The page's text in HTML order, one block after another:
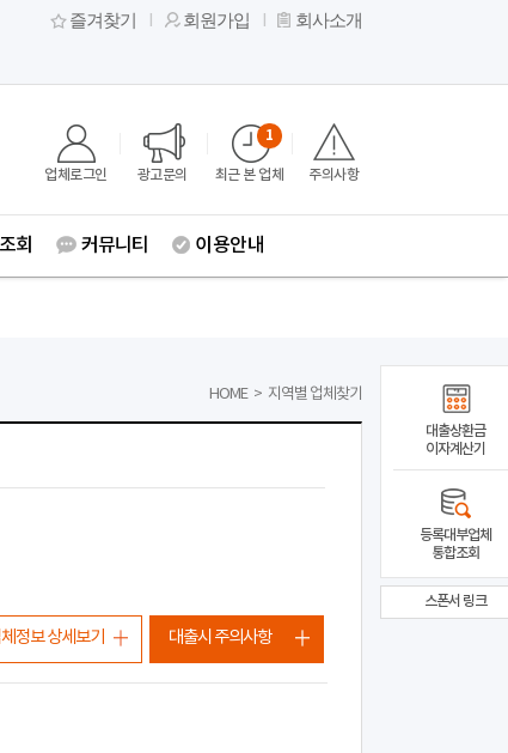
즐겨찾기 회원가입 회사소개
업체로그인 광고문의 최근 본 업체
1
주의사항
회 커뮤니티 이용안내
HOME > 지역별 업체찾기
정보 상세보기 대출시 주의사항
대출상환금
이자계산기
등록대부업체
통합조회
스폰서 링크